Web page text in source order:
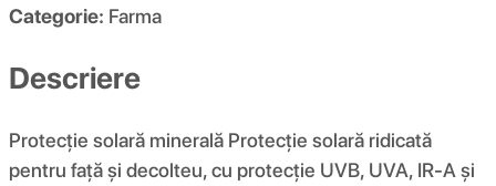
Categorie: Farma
Descriere
Protecție solară minerală Protecție solară ridicată
pentru față și decolteu, cu protecție UVB, UVA, IR-A și